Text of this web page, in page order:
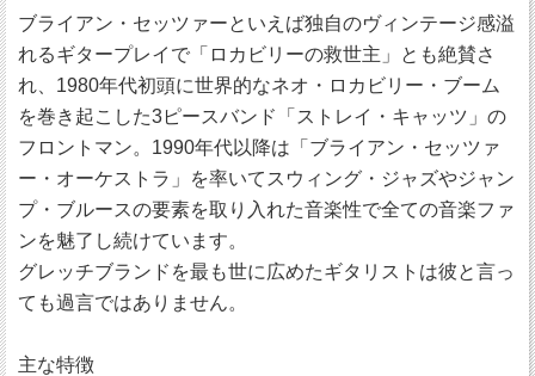
ブライアン・セッツァーといえば独自のヴィンテージ感溢
れるギタープレイで「ロカビリーの救世主」とも絶賛さ
れ、1980年代初頭に世界的なネオ・ロカビリー・ブーム
を巻き起こした3ピースバンド「ストレイ・キャッツ」の
フロントマン。1990年代以降は「ブライアン・セッツァ
ー・オーケストラ」を率いてスウィング・ジャズやジャン
プ・ブルースの要素を取り入れた音楽性で全ての音楽ファ
ンを魅了し続けています。
グレッチブランドを最も世に広めたギタリストは彼と言っ
ても過言ではありません。
主な特徴